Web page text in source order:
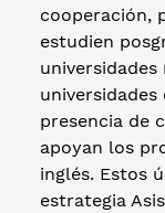
cooperación,
estudien
presencia de
apoyan los
inglés. Estos
estrategia